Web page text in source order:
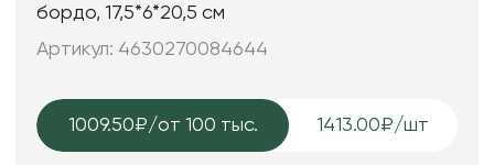
бордо, 17,5*6*20,5 см
Артикул: 4630270084644
1009.50₽/от 100 тыс. 1413.00₽/шт